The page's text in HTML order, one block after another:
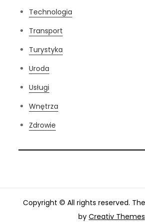
Technologia
Transport
Turystyka
Uroda
Usługi
Wnętrza
Zdrowie
Copyright © All rights reserved.
by Creativ Themes